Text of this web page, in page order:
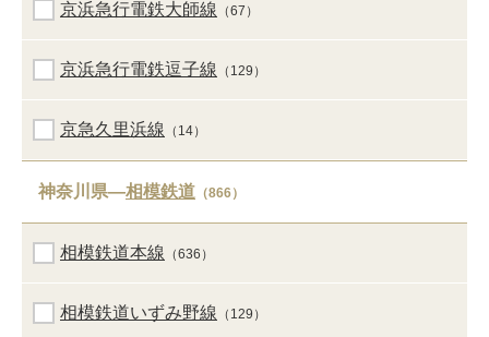
京浜急行電鉄大師線 （67）
京浜急行電鉄逗子線 （129）
京急久里浜線 （14）
神奈川県―相模鉄道 （866）
相模鉄道本線 （636）
相模鉄道いずみ野線 （129）